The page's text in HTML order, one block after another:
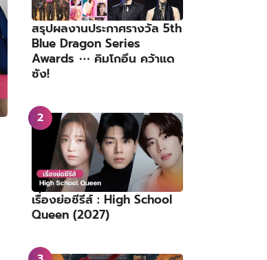
สรุปผลงานประกาศรางวัล 5th
Blue Dragon Series
Awards ⋯ คิมโกอึน คว้าแด
ซัง!
เรื่องย่อซีรีส์ : High School
Queen (2027)